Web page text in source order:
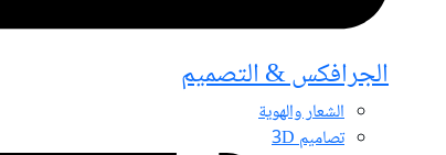
الجرافكس & التصميم
الشعار والهوية
تصاميم 3D